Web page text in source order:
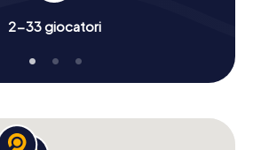
2-33 giocatori